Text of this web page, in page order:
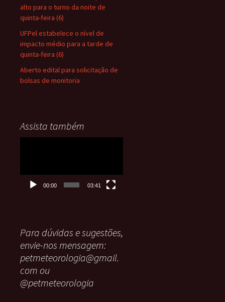
alto para o turno da noite de
quinta-feira (6)
UFPel estabelece o nível de
impacto médio para a tarde de
quinta-feira (6)
Aberto edital para solicitação de
bolsas de monitoria
Assista também
00:00 03:41
Para dúvidas e sugestões,
envie-nos mensagem:
petmeteorologia@gmail.
com ou
@petmeteorologia